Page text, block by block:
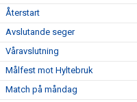
Återstart
Avslutande seger
Våravslutning
Målfest mot Hyltebruk
Match på måndag